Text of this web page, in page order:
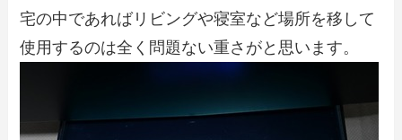
宅の中であればリビングや寝室など場所を移して
使用するのは全く問題ない重さがと思います。